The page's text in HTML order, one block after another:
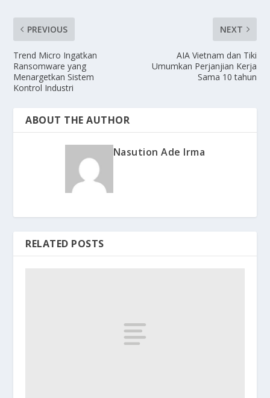
PREVIOUS
Trend Micro Ingatkan
Ransomware yang
Menargetkan Sistem
Kontrol Industri
NEXT
AIA Vietnam dan Tiki
Umumkan Perjanjian Kerja
Sama 10 tahun
ABOUT THE AUTHOR
Nasution Ade Irma
RELATED POSTS